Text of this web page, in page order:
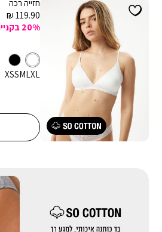
חזייה רכה
מחיר
מכירה
119.90 ₪
20% בקניית 2 פריטים ומעלה
צבע
לבן
מידה
XSS M LXL
מייקאובר-